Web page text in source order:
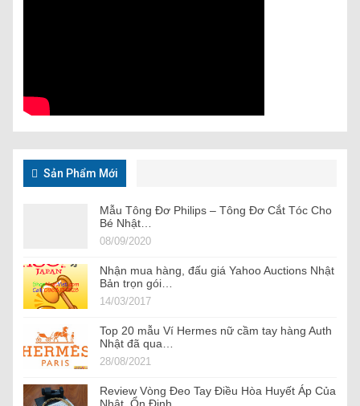
Sản Phẩm Mới
Mẫu Tông Đơ Philips – Tông Đơ Cắt Tóc Cho
Bé Nhật…
08/09/2020
Nhận mua hàng, đấu giá Yahoo Auctions Nhật
Bản trọn gói…
14/03/2017
Top 20 mẫu Ví Hermes nữ cầm tay hàng Auth
Nhật đã qua…
28/08/2021
Review Vòng Đeo Tay Điều Hòa Huyết Áp Của